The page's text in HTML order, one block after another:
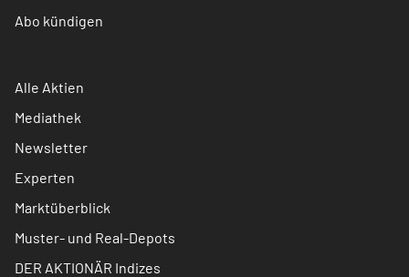
Abo kündigen
Alle Aktien
Mediathek
Newsletter
Experten
Marktüberblick
Muster- und Real-Depots
DER AKTIONÄR Indizes